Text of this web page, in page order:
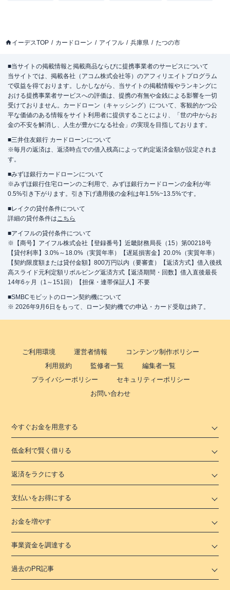
イーデスTOP カードローン アイフル 兵庫県 たつの市
■当サイトの掲載情報と掲載商品ならびに提携事業者のサービスについて
当サイトでは、掲載各社（アコム株式会社等）のアフィリエイトプログラム
で収益を得ております。しかしながら、当サイトの掲載情報やランキングに
おける提携事業者サービスへの評価は、提携の有無や金銭による影響を一切
受けておりません。カードローン（キャッシング）について、客観的かつ公
平な価値のある情報をサイト利用者に提供することにより、「世の中からお
金の不安を解消し、人生が豊かになる社会」の実現を目指しております。
■三井住友銀行 カードローンについて
※毎月の返済は、返済時点での借入残高によって約定返済金額が設定されま
す。
■みずほ銀行カードローンについて
※みずほ銀行住宅ローンのご利用で、みずほ銀行カードローンの金利が年
0.5%引き下がります。引き下げ適用後の金利は年1.5%~13.5%です。
■レイクの貸付条件について
詳細の貸付条件はこちら
■アイフルの貸付条件について
※【商号】アイフル株式会社【登録番号】近畿財務局長（15）第00218号
【貸付利率】3.0%～18.0%（実質年率）【遅延損害金】20.0%（実質年率）
【契約限度額または貸付金額】800万円以内（要審査）【返済方式】借入後残
高スライド元利定額リボルビング返済方式【返済期間・回数】借入直後最長
14年6ヶ月（1～151回）【担保・連帯保証人】不要
■SMBCモビットのローン契約機について
※ 2026年9月6日をもって、ローン契約機での申込・カード受取は終了。
ご利用環境 運営者情報
コンテンツ制作ポリシー
利用規約
監修者一覧
編集者一覧
プライバシーポリシー
セキュリティーポリシー
お問い合わせ
今すぐお金を用意する
低金利で賢く借りる
返済をラクにする
支払いをお得にする
お金を増やす
事業資金を調達する
過去のPR記事